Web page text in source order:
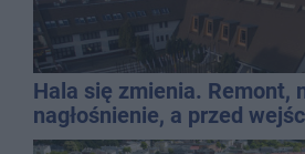
Hala się zmienia. Remont,
nagłośnienie, a przed
QEMETICA ARENA